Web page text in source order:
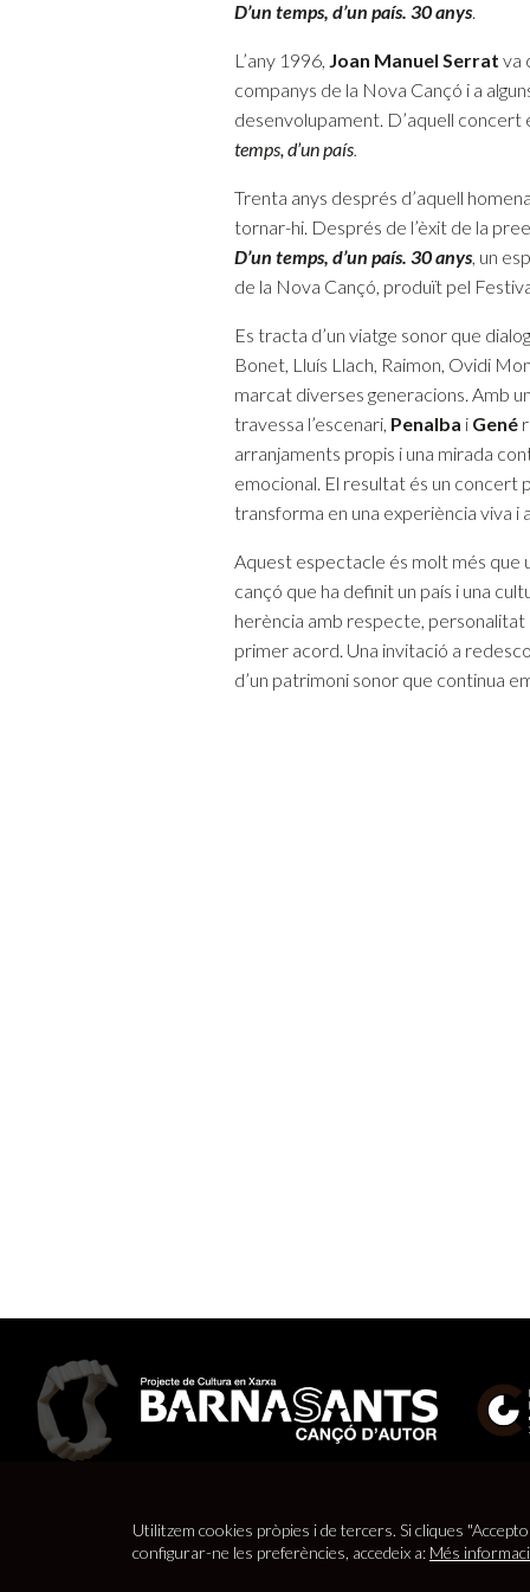
D’un temps, d’un país. 30 anys.
L’any 1996, Joan Manuel Serrat va
companys de la Nova Cançó i a
desenvolupament. D’aquell
temps, d’un país.
Trenta anys després d’aquell
tornar-hi. Després de l’èxit de la
D’un temps, d’un país. 30 anys, un
de la Nova Cançó, produït pel
Es tracta d’un viatge sonor que
Bonet, Lluís Llach, Raimon, Ovidi
marcat diverses generacions. Amb
travessa l’escenari, Penalba i Gené
arranjaments propis i una mirada
emocional. El resultat és un concert
transforma en una experiència viva i
Aquest espectacle és molt més que
cançó que ha definit un país i una
herència amb respecte,
primer acord. Una invitació a
d’un patrimoni sonor que continua
© 2026 Barnasants Projecte de Cultura en Xarxa |
Utilitzem cookies pròpies i de tercers. Si cliques
configurar-ne les preferències, accedeix a: Més